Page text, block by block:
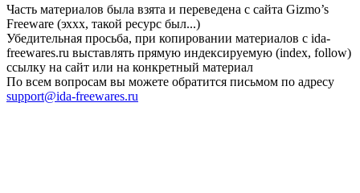
Часть материалов была взята и переведена с сайта Gizmo’s
Freeware (эххх, такой ресурс был...)
Убедительная просьба, при копировании материалов с ida-
freewares.ru выставлять прямую индексируемую (index, follow)
ссылку на сайт или на конкретный материал
По всем вопросам вы можете обратится письмом по адресу
support@ida-freewares.ru